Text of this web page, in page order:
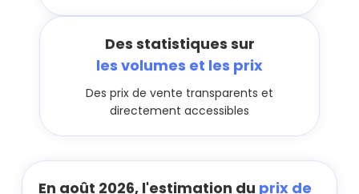
Des statistiques sur
les volumes et les prix
Des prix de vente transparents et
directement accessibles
En août 2026, l'estimation du prix de